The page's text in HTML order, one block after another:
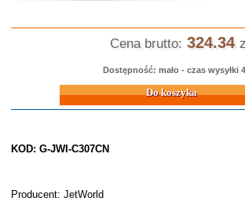
Cena brutto: 324.34
Dostępność: mało - czas wysyłki
Do koszyka
KOD: G-JWI-C307CN
Producent: JetWorld